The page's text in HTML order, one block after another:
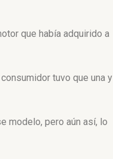
que había adquirido a
tuvo que una y
modelo, pero aún así, lo